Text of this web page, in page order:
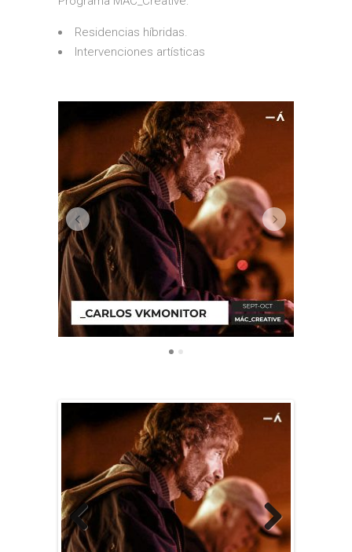
Residencias híbridas.
Intervenciones artísticas
Soy un bloque de texto. Haz clic
Previ
Next